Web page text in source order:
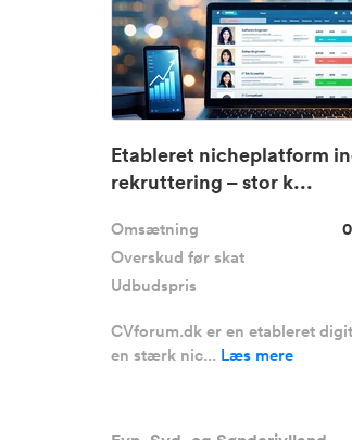
Etableret nicheplatform
rekruttering – stor k...
Omsætning
Overskud før skat
Udbudspris
CVforum.dk er en etableret
en stærk nic... Læs mere